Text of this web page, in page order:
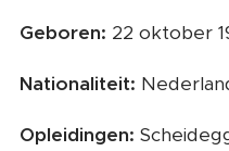
Geboren: 22 oktober
Nationaliteit:
Opleidingen: